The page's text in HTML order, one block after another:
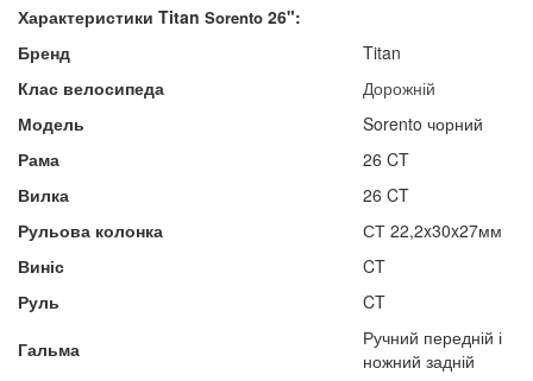
Характеристики Titan Sorento 26":
Бренд
Titan
Клас велосипеда
Дорожній
Модель
Sorento чорний
Рама
26 CT
Вилка
26 CT
Рульова колонка
СТ 22,2x30x27мм
Виніс
CT
Руль
CT
Гальма
Ручний передній і
ножний задній